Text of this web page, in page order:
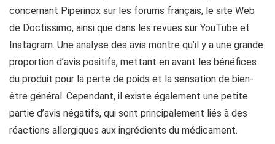
concernant Piperinox sur les forums français, le site Web
de Doctissimo, ainsi que dans les revues sur YouTube et
Instagram. Une analyse des avis montre qu’il y a une grande
proportion d’avis positifs, mettant en avant les bénéfices
du produit pour la perte de poids et la sensation de bien-
être général. Cependant, il existe également une petite
partie d’avis négatifs, qui sont principalement liés à des
réactions allergiques aux ingrédients du médicament.